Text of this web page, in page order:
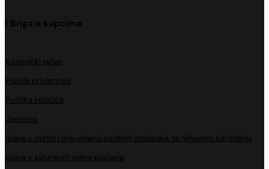
Briga o kupcima
Korisnički račun
Pravila privatnosti
Politika kolačića
Jamstvo
Izjava o zaštiti i prikupljanju osobnih podataka, te njihovom korištenju
Izjava o sigurnosti online plaćanja